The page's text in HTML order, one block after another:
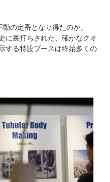
の定番となり得たのか。
に裏打ちされた、確かなクオ
する特設ブースは終始多くの